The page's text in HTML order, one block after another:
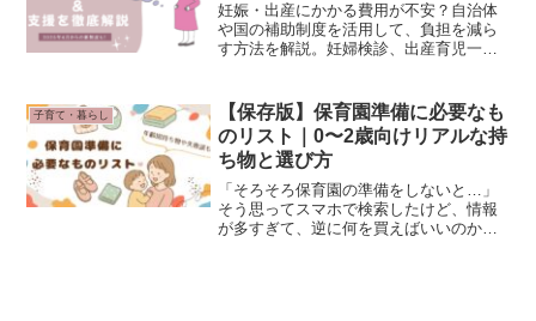
妊娠・出産にかかる費用が不安？自治体
や国の補助制度を活用して、負担を減ら
す方法を解説。妊婦検診、出産育児一時
子育て・暮らし
【保存版】保育園準備に必要なも
のリスト｜0〜2歳向けリアルな持
ち物と選び方
「そろそろ保育園の準備をしないと…」
そう思ってスマホで検索したけど、情報
が多すぎて、逆に何を買えばいいのか分